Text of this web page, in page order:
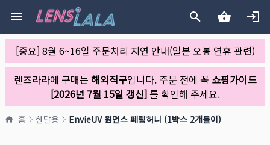
[중요] 8월 6~16일 주문처리 지연 안내(일본 오봉 연휴 관련)
렌즈라라에 구매는 해외직구입니다. 주문 전에 꼭 쇼핑가이드
[2026년 7월 15일 갱신]를 확인해 주세요.
홈 한달용 EnvieUV 원먼스 페림허니 (1박스 2개들이)